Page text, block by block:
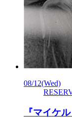
08/12(Wed)
『マイケ